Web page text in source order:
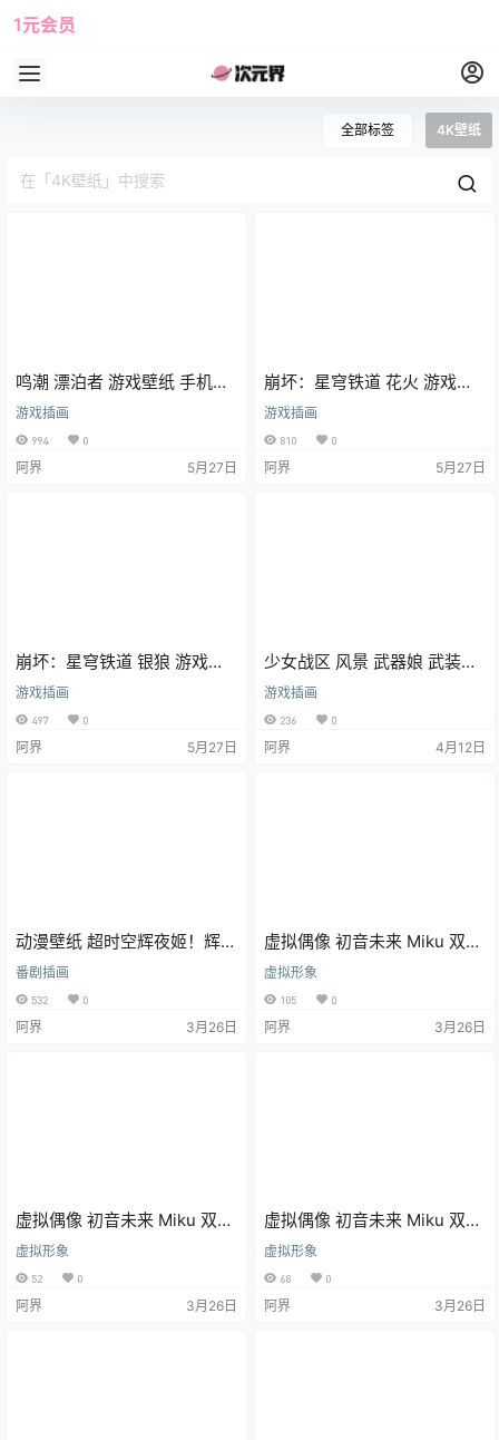
1元会员
全部标签 4K壁纸
鸣潮 漂泊者 游戏壁纸 手机壁
纸 4K壁纸
游戏插画
994 0
阿界 5月27日
崩坏：星穹铁道 花火 游戏壁
纸 手机壁纸 4K壁纸
游戏插画
810 0
阿界 5月27日
崩坏：星穹铁道 银狼 游戏壁
纸 手机壁纸 4K壁纸
游戏插画
497 0
阿界 5月27日
少女战区 风景 武器娘 武装少
女 全境封锁 废墟 电脑壁纸 4k
游戏插画
236 0
阿界 4月12日
动漫壁纸 超时空辉夜姬！辉夜
双手V手势 手机壁纸 4K壁纸
番剧插画
532 0
阿界 3月26日
虚拟偶像 初音未来 Miku 双马
尾 动漫壁纸 手机壁纸 4K壁纸
虚拟形象
105 0
阿界 3月26日
虚拟偶像 初音未来 Miku 双马
尾 动漫壁纸 手机壁纸 4K壁纸
虚拟形象
52 0
阿界 3月26日
虚拟偶像 初音未来 Miku 双马
尾 动漫壁纸 手机壁纸 4K壁纸
虚拟形象
68 0
阿界 3月26日